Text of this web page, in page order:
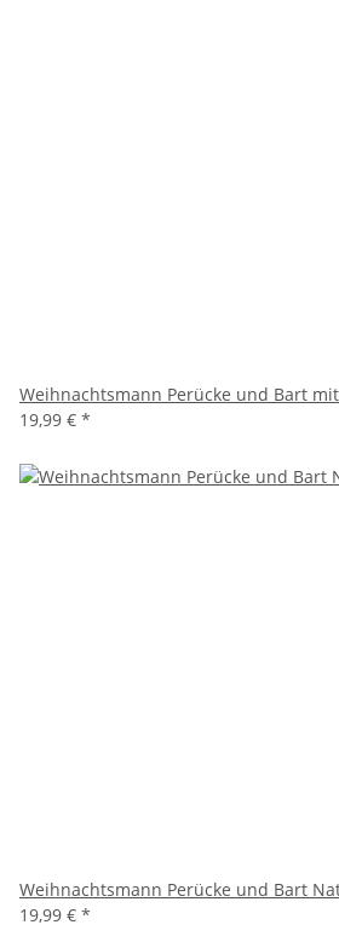
Weihnachtsmann Perücke und Bart
19,99 € *
Weihnachtsmann Perücke und Bart
19,99 € *